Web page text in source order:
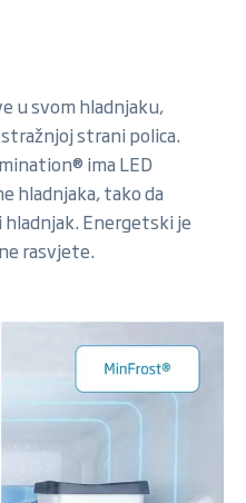
u svom hladnjaku,
strani polica.
ima LED
hladnjaka, tako da
Energetski je
rasvjete.